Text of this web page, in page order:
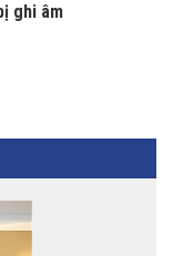
ghi âm